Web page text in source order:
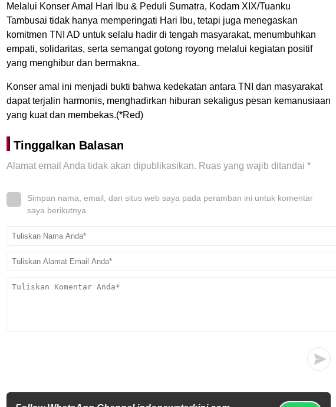
Melalui Konser Amal Hari Ibu & Peduli Sumatra, Kodam XIX/Tuanku
Tambusai tidak hanya memperingati Hari Ibu, tetapi juga menegaskan
komitmen TNI AD untuk selalu hadir di tengah masyarakat, menumbuhkan
empati, solidaritas, serta semangat gotong royong melalui kegiatan positif
yang menghibur dan bermakna.
Konser amal ini menjadi bukti bahwa kedekatan antara TNI dan masyarakat
dapat terjalin harmonis, menghadirkan hiburan sekaligus pesan kemanusiaan
yang kuat dan membekas.(*Red)
Tinggalkan Balasan
Alamat email Anda tidak akan dipublikasikan. Ruas yang wajib ditandai *
Simpan nama, email, dan situs web saya pada peramban ini untuk komentar
saya berikutnya.